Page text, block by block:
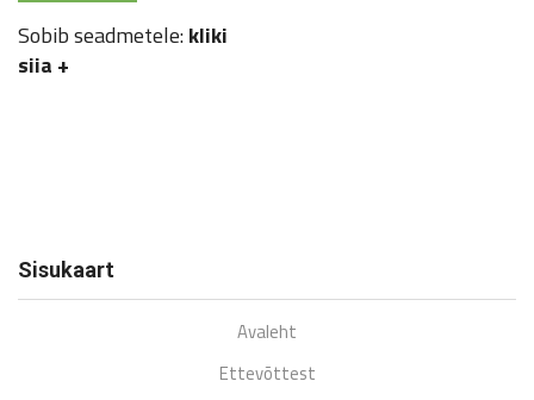
Sobib seadmetele:kliki
siia +
Sisukaart
Avaleht
Ettevõttest